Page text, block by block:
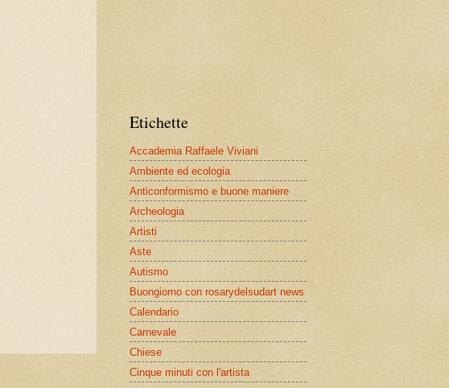
Etichette
Accademia Raffaele Viviani
Ambiente ed ecologia
Anticonformismo e buone maniere
Archeologia
Artisti
Aste
Autismo
Buongiorno con rosarydelsudart news
Calendario
Carnevale
Chiese
Cinque minuti con l'artista